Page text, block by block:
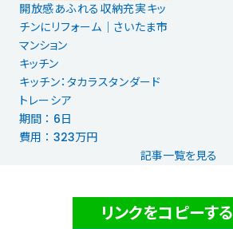
開放感あふれる収納充実キッ
チンにリフォーム｜さいたま市
マンション
キッチン
キッチン：タカラスタンダード
トレーシア
期間 ： 6日
費用 ： 323万円
記事一覧を見る
リンクをコピーする